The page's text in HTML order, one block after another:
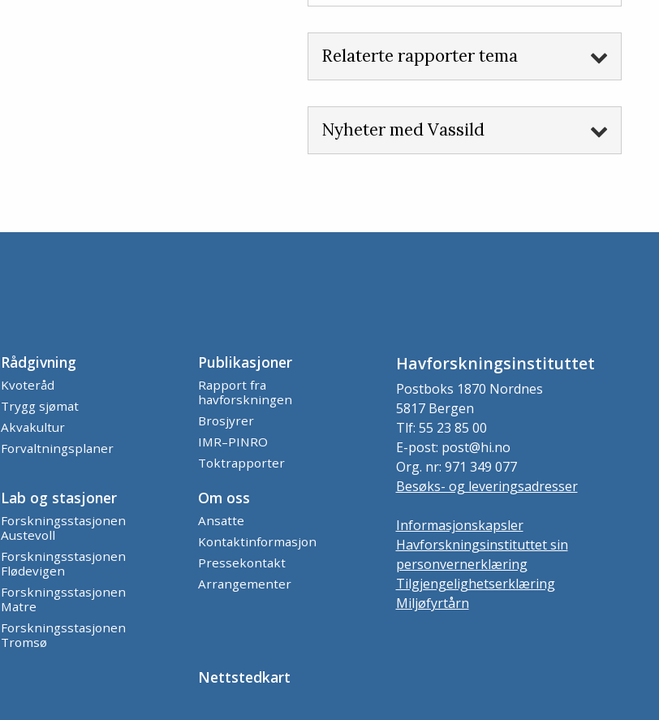
Relaterte rapporter tema
Nyheter med Vassild
Rådgivning
Kvoteråd
Trygg sjømat
Akvakultur
Forvaltningsplaner
Publikasjoner
Rapport fra
havforskningen
Brosjyrer
IMR–PINRO
Toktrapporter
Lab og stasjoner
Forskningsstasjonen
Austevoll
Forskningsstasjonen
Flødevigen
Forskningsstasjonen
Matre
Forskningsstasjonen
Tromsø
Om oss
Ansatte
Kontaktinformasjon
Pressekontakt
Arrangementer
Nettstedkart
Havforskningsinstituttet
Postboks 1870 Nordnes
5817 Bergen
Tlf: 55 23 85 00
E-post: post@hi.no
Org. nr: 971 349 077
Besøks- og leveringsadresser
Informasjonskapsler
Havforskningsinstituttet sin
personvernerklæring
Tilgjengelighetserklæring
Miljøfyrtårn